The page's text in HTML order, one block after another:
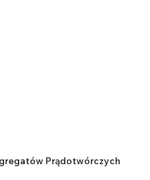
Prądotwórczych